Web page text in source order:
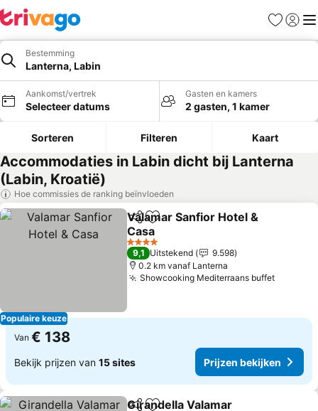
Favorieten
Bestemming
Lanterna, Labin
Aankomst/vertrek
Selecteer datums
Gasten en kamers
2 gasten, 1 kamer
Sorteren Filteren Kaart
Accommodaties in Labin dicht bij Lanterna
(Labin, Kroatië)
Hoe commissies de ranking beïnvloeden
Populaire keuze
DelenToevoegen aan favorieten
Valamar Sanfior Hotel &
Casa
Prijzen bekijken
4 Sterren
9,1 Uitstekend
9.598
0.2 km vanaf Lanterna
Showcooking Mediterraans buffetPrijzen
Van € 138
Bekijk prijzen van 15 sites Prijzen bekijken
Girandella Valamar